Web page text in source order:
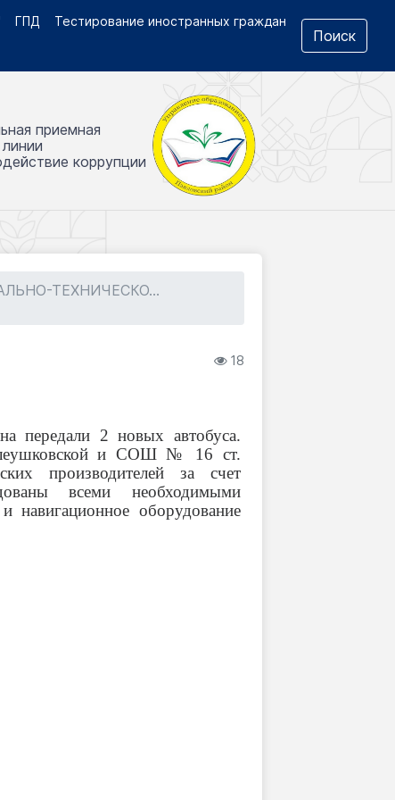
приемная
коррупции
ГПД
Тестирование иностранных граждан
Поиск
ТЕХНИЧЕСКО...
18
передали 2 новых автобуса.
и СОШ № 16 ст.
производителей за счет
всеми необходимыми
навигационное оборудование